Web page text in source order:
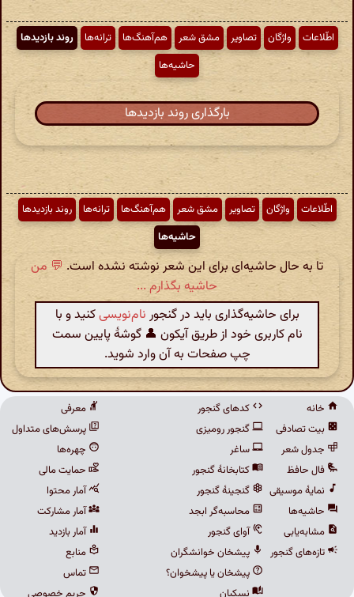
اطّلاعات واژگان تصاویر مشق شعر هم‌آهنگ‌ها ترانه‌ها
روند بازدیدها
حاشیه‌ها
بارگذاری روند بازدیدها
اطّلاعات واژگان تصاویر مشق شعر هم‌آهنگ‌ها ترانه‌ها
روند بازدیدها
حاشیه‌ها
تا به حال حاشیه‌ای برای این شعر نوشته نشده است. 💬 من
حاشیه بگذارم ...
برای حاشیه‌گذاری باید در گنجور نام‌نویسیکنید و با
نام کاربری خود از طریق آیکون 👤 گوشهٔ پایین سمت
چپ صفحات به آن وارد شوید.
خانه
بیت تصادفی
جدول شعر
فال حافظ
نمایهٔ موسیقی
حاشیه‌ها
مشابه‌یابی
تازه‌های گنجور
کدهای گنجور
گنجور رومیزی
ساغر
کتابخانهٔ گنجور
گنجینهٔ گنجور
محاسبه‌گر ابجد
آوای گنجور
پیشخان خوانشگران
پیشخان یا پیشخوان؟
معرفی
پرسش‌های متداول
چهره‌ها
حمایت مالی
آمار محتوا
آمار مشارکت
آمار بازدید
منابع
تماس